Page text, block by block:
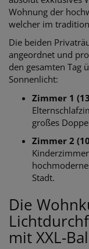
Wohnung der
welcher im
Die beiden
angeordnet und
den gesamten Tag
Sonnenlicht:
Zimmer 1
großes
Zimmer 2
Stadt.
Die
mit XXL-